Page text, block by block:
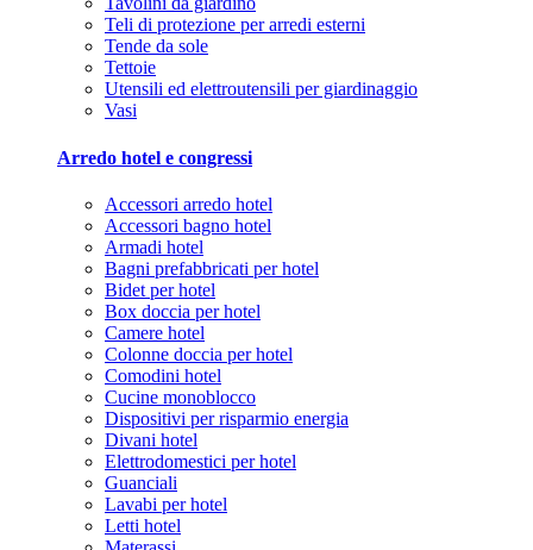
Teli di protezione per arredi esterni
Tende da sole
Tettoie
Utensili ed elettroutensili per giardinaggio
Vasi
Arredo hotel e congressi
Accessori arredo hotel
Accessori bagno hotel
Armadi hotel
Bagni prefabbricati per hotel
Bidet per hotel
Box doccia per hotel
Camere hotel
Colonne doccia per hotel
Comodini hotel
Cucine monoblocco
Dispositivi per risparmio energia
Divani hotel
Elettrodomestici per hotel
Guanciali
Lavabi per hotel
Letti hotel